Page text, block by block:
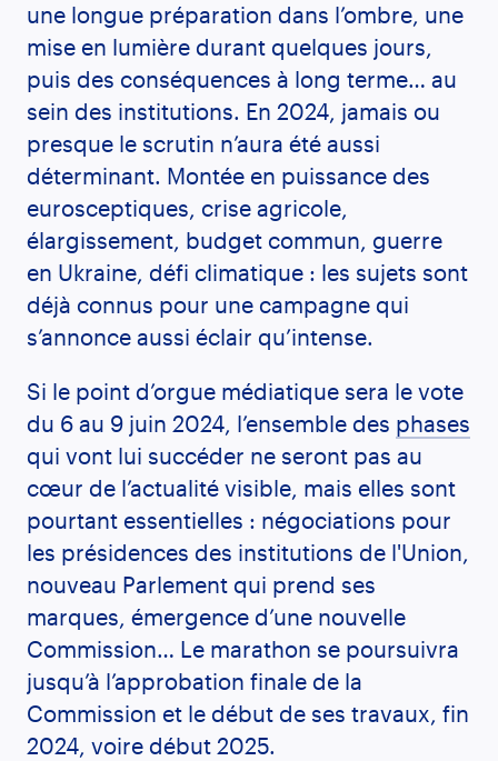
une longue préparation dans l’ombre, une
mise en lumière durant quelques jours,
puis des conséquences à long terme… au
sein des institutions. En 2024, jamais ou
presque le scrutin n’aura été aussi
déterminant. Montée en puissance des
eurosceptiques, crise agricole,
élargissement, budget commun, guerre
en Ukraine, défi climatique : les sujets sont
déjà connus pour une campagne qui
s’annonce aussi éclair qu’intense.
Si le point d’orgue médiatique sera le vote
du 6 au 9 juin 2024, l’ensemble des phases
qui vont lui succéder ne seront pas au
cœur de l’actualité visible, mais elles sont
pourtant essentielles : négociations pour
les présidences des institutions de l'Union,
nouveau Parlement qui prend ses
marques, émergence d’une nouvelle
Commission… Le marathon se poursuivra
jusqu’à l’approbation finale de la
Commission et le début de ses travaux, fin
2024, voire début 2025.